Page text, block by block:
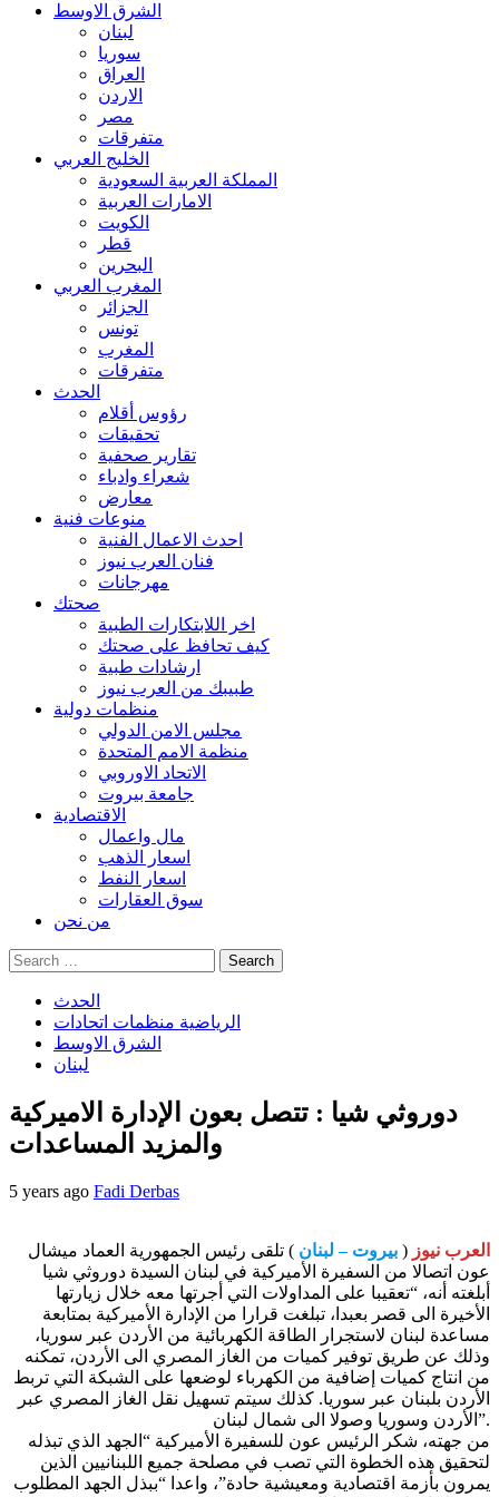
الشرق الاوسط
لبنان
سوريا
العراق
الاردن
مصر
متفرقات
الخليج العربي
المملكة العربية السعودية
الامارات العربية
الكويت
قطر
البحرين
المغرب العربي
الجزائر
تونس
المغرب
متفرقات
الحدث
رؤوس أقلام
تحقيقات
تقارير صحفية
شعراء وادباء
معارض
منوعات فنية
احدث الاعمال الفنية
فنان العرب نيوز
مهرجانات
صحتك
اخر اللابتكارات الطبية
كيف تحافظ على صحتك
ارشادات طبية
طبيبك من العرب نيوز
منظمات دولية
مجلس الامن الدولي
منظمة الامم المتحدة
الاتحاد الاوروبي
جامعة بيروت
الاقتصادية
مال واعمال
اسعار الذهب
اسعار النفط
سوق العقارات
من نحن
Search
for:
الحدث
الرياضية منظمات اتحادات
الشرق الاوسط
لبنان
دوروثي شيا : تتصل بعون الإدارة الاميركية
والمزيد المساعدات
5 years ago Fadi Derbas
العرب نيوز ( بيروت – لبنان ) تلقى رئيس الجمهورية العماد ميشال
عون اتصالا من السفيرة الأميركية في لبنان السيدة دوروثي شيا
أبلغته أنه، “تعقيبا على المداولات التي أجرتها معه خلال زيارتها
الأخيرة الى قصر بعبدا، تبلغت قرارا من الإدارة الأميركية بمتابعة
مساعدة لبنان لاستجرار الطاقة الكهربائية من الأردن عبر سوريا،
وذلك عن طريق توفير كميات من الغاز المصري الى الأردن، تمكنه
من انتاج كميات إضافية من الكهرباء لوضعها على الشبكة التي تربط
الأردن بلبنان عبر سوريا. كذلك سيتم تسهيل نقل الغاز المصري عبر
الأردن وسوريا وصولا الى شمال لبنان”.
من جهته، شكر الرئيس عون للسفيرة الأميركية “الجهد الذي تبذله
لتحقيق هذه الخطوة التي تصب في مصلحة جميع اللبنانيين الذين
يمرون بأزمة اقتصادية ومعيشية حادة”، واعدا “ببذل الجهد المطلوب